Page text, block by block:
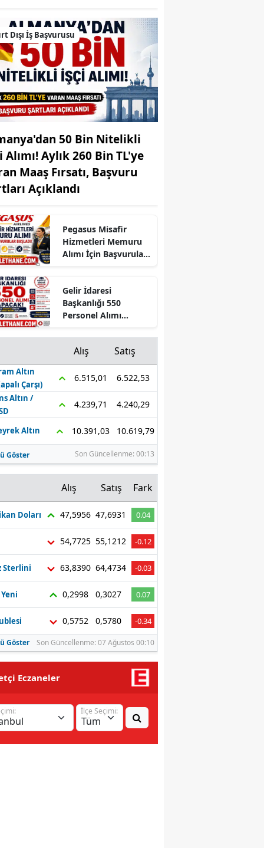
Denizli
Diyarbakır
Edirne
Elazığ
Erzincan
Erzurum
Eskişehir
Gümüşhane
Hakkari
Hatay
Isparta
Mersin
İzmir
Kars
Kastamonu
Kayseri
Kırşehir
Kocaeli
Konya
Malatya
Manisa
Kahramanmaraş
Muş
Nevşehir
Dışı İş Başvurusu
50 Bin Nitelikli
Alımı! Aylık 260 Bin TL'ye
Maaş Fırsatı, Başvuru
Açıklandı
Pegasus Misafir
Hizmetleri Memuru
Alımı İçin Başvurular
Gelir İdaresi
Başkanlığı 550
Personel Alımı
Kurum İçi Görevde
Yükselme Sınavı
Takvimi Açıklandı
Alış Satış
Altın
Çarşı)
6.515,01 6.522,53
Altın /
4.239,71 4.240,29
Altın 10.391,03 10.619,79
Göster Son Güncellenme: 00:13
Alış Satış Fark
Doları 47,5956 47,6931 0.04
54,7725 55,1212 -0.12
Sterlini 63,8390 64,4734 -0.03
0,2998 0,3027 0.07
0,5752 0,5780 -0.34
Göster Son Güncellenme: 07 Ağustos 00:10
Eczaneler
İlçe Seçimi: